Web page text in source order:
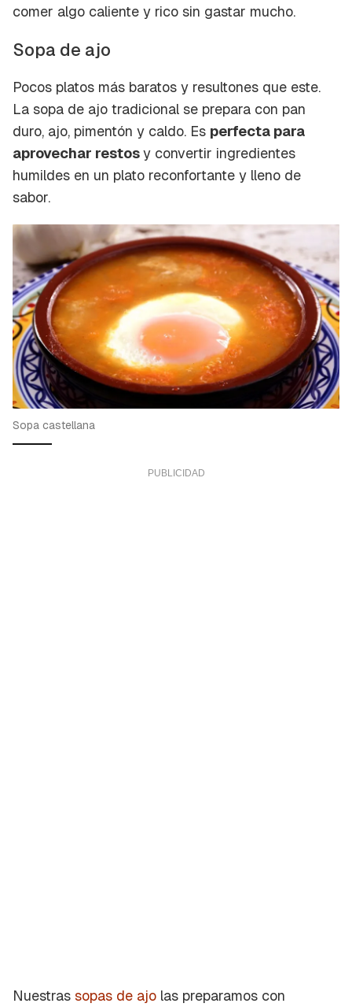
comer algo caliente y rico sin gastar mucho.
Sopa de ajo
Pocos platos más baratos y resultones que este.
La sopa de ajo tradicional se prepara con pan
duro, ajo, pimentón y caldo. Es perfecta para
aprovechar restosy convertir ingredientes
humildes en un plato reconfortante y lleno de
sabor.
Sopa castellana
Nuestras sopas de ajo las preparamos con